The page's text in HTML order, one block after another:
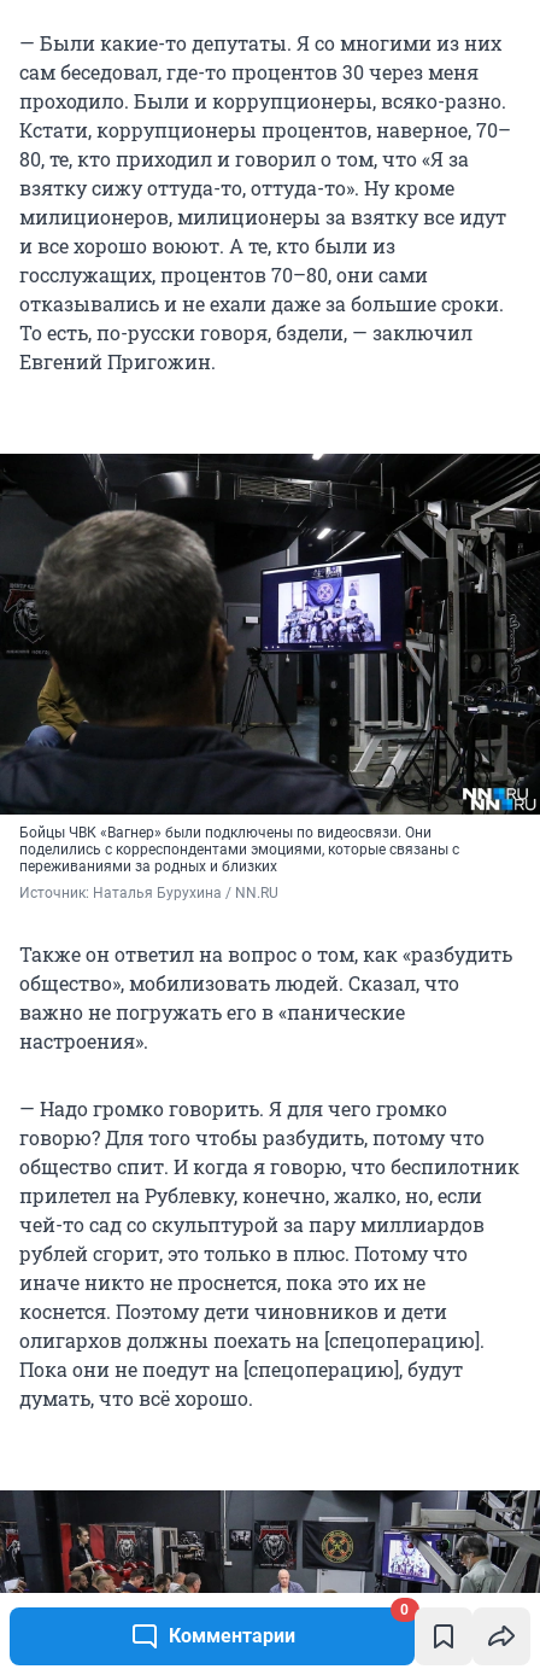
Комментарии
0
— Были какие-то депутаты. Я со многими из них
сам беседовал, где-то процентов 30 через меня
проходило. Были и коррупционеры, всяко-разно.
Кстати, коррупционеры процентов, наверное, 70–
80, те, кто приходил и говорил о том, что «Я за
взятку сижу оттуда-то, оттуда-то». Ну кроме
милиционеров, милиционеры за взятку все идут
и все хорошо воюют. А те, кто были из
госслужащих, процентов 70–80, они сами
отказывались и не ехали даже за большие сроки.
То есть, по-русски говоря, бздели, — заключил
Евгений Пригожин.
Бойцы ЧВК «Вагнер» были подключены по видеосвязи. Они
поделились с корреспондентами эмоциями, которые связаны с
переживаниями за родных и близких
Источник: Наталья Бурухина / NN.RU
Также он ответил на вопрос о том, как «разбудить
общество», мобилизовать людей. Сказал, что
важно не погружать его в «панические
настроения».
— Надо громко говорить. Я для чего громко
говорю? Для того чтобы разбудить, потому что
общество спит. И когда я говорю, что беспилотник
прилетел на Рублевку, конечно, жалко, но, если
чей-то сад со скульптурой за пару миллиардов
рублей сгорит, это только в плюс. Потому что
иначе никто не проснется, пока это их не
коснется. Поэтому дети чиновников и дети
олигархов должны поехать на [спецоперацию].
Пока они не поедут на [спецоперацию], будут
думать, что всё хорошо.